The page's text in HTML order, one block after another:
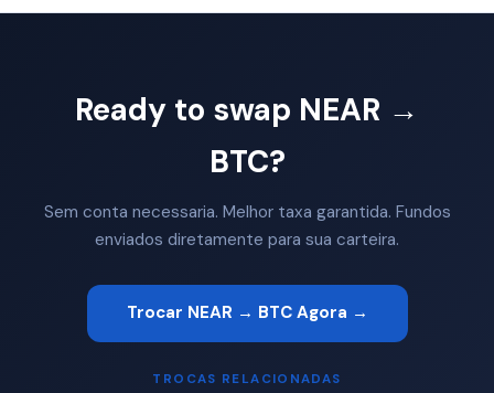
Ready to swap NEAR →
BTC?
Sem conta necessaria. Melhor taxa garantida. Fundos
enviados diretamente para sua carteira.
Trocar NEAR → BTC Agora →
TROCAS RELACIONADAS